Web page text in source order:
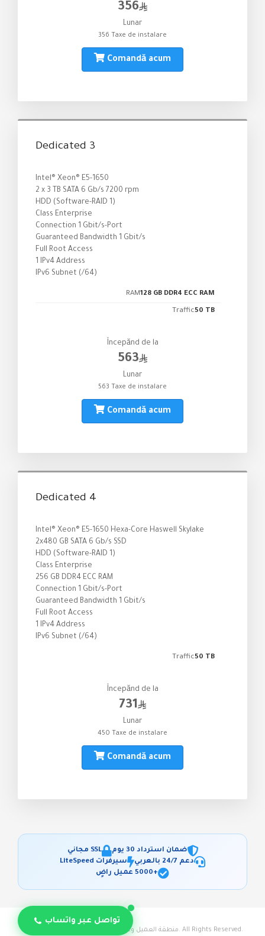
356
Lunar
356 Taxe de instalare
Comandă acum
Dedicated 3
Intel® Xeon® E5-1650
2 x 3 TB SATA 6 Gb/s 7200 rpm
HDD (Software-RAID 1)
Class Enterprise
Connection 1 Gbit/s-Port
Guaranteed Bandwidth 1 Gbit/s
Full Root Access
1 IPv4 Address
IPv6 Subnet (/64)
RAM128 GB DDR4 ECC RAM
Traffic50 TB
Începănd de la
563
Lunar
563 Taxe de instalare
Comandă acum
Dedicated 4
Intel® Xeon® E5-1650 Hexa-Core Haswell Skylake
2x480 GB SATA 6 Gb/s SSD
HDD (Software-RAID 1)
Class Enterprise
256 GB DDR4 ECC RAM
Connection 1 Gbit/s-Port
Guaranteed Bandwidth 1 Gbit/s
Full Root Access
1 IPv4 Address
IPv6 Subnet (/64)
Traffic50 TB
Începănd de la
731
Lunar
450 Taxe de instalare
Comandă acum
ضمان استرداد 30 يوم
SSL مجاني
دعم 24/7 بالعربي
سيرفرات LiteSpeed
+5000 عميل راضٍ
© 2026 منطقة العميل وعربة التسوق - استضافة حياة. All Rights Reserved.
تواصل عبر واتساب